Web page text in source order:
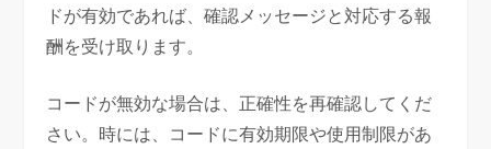
ドが有効であれば、確認メッセージと対応する報
酬を受け取ります。
コードが無効な場合は、正確性を再確認してくだ
さい。時には、コードに有効期限や使用制限があ